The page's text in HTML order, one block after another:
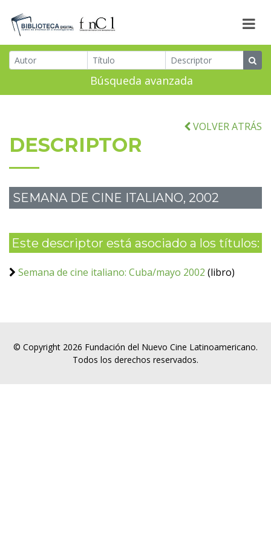
Búsqueda avanzada
VOLVER ATRÁS
DESCRIPTOR
SEMANA DE CINE ITALIANO, 2002
Este descriptor está asociado a los títulos:
Semana de cine italiano: Cuba/mayo 2002 (libro)
© Copyright 2026 Fundación del Nuevo Cine Latinoamericano.
Todos los derechos reservados.